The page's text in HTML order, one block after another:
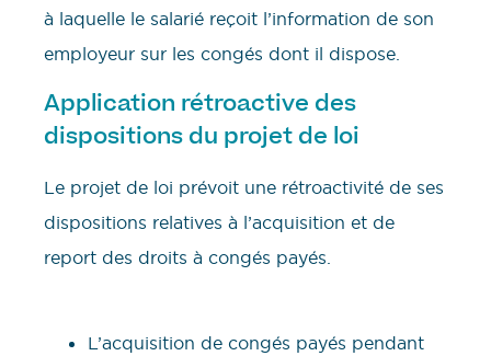
à laquelle le salarié reçoit l’information de son
employeur sur les congés dont il dispose.
Application rétroactive des
dispositions du projet de loi
Le projet de loi prévoit une rétroactivité de ses
dispositions relatives à l’acquisition et de
report des droits à congés payés.
L’acquisition de congés payés pendant